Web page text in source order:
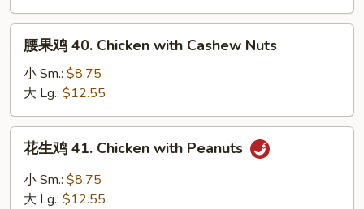
Chicken
Garlic
Sauce
40.
Chicken
with
Cashew
Nuts
腰果鸡 40. Chicken with Cashew Nuts
小 Sm.: $8.75
大 Lg.: $12.55
41.
花生鸡 41. Chicken with Peanuts
小 Sm.: $8.75
大 Lg.: $12.55